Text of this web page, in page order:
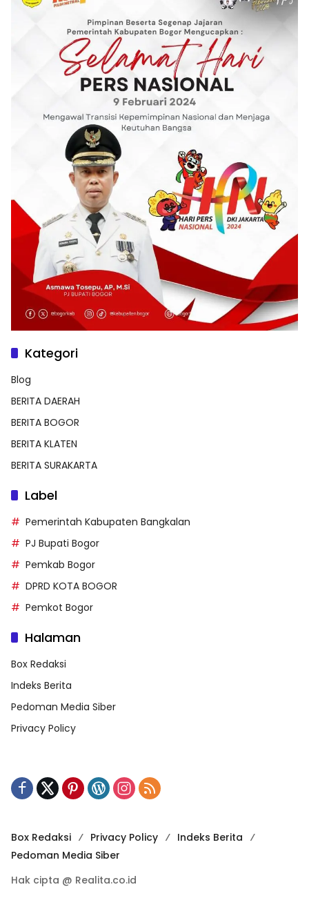
Kategori
Blog
BERITA DAERAH
BERITA BOGOR
BERITA KLATEN
BERITA SURAKARTA
Label
Pemerintah Kabupaten Bangkalan
PJ Bupati Bogor
Pemkab Bogor
DPRD KOTA BOGOR
Pemkot Bogor
Halaman
Box Redaksi
Indeks Berita
Pedoman Media Siber
Privacy Policy
Box Redaksi Privacy Policy
Indeks Berita
Pedoman Media Siber
Hak cipta @ Realita.co.id